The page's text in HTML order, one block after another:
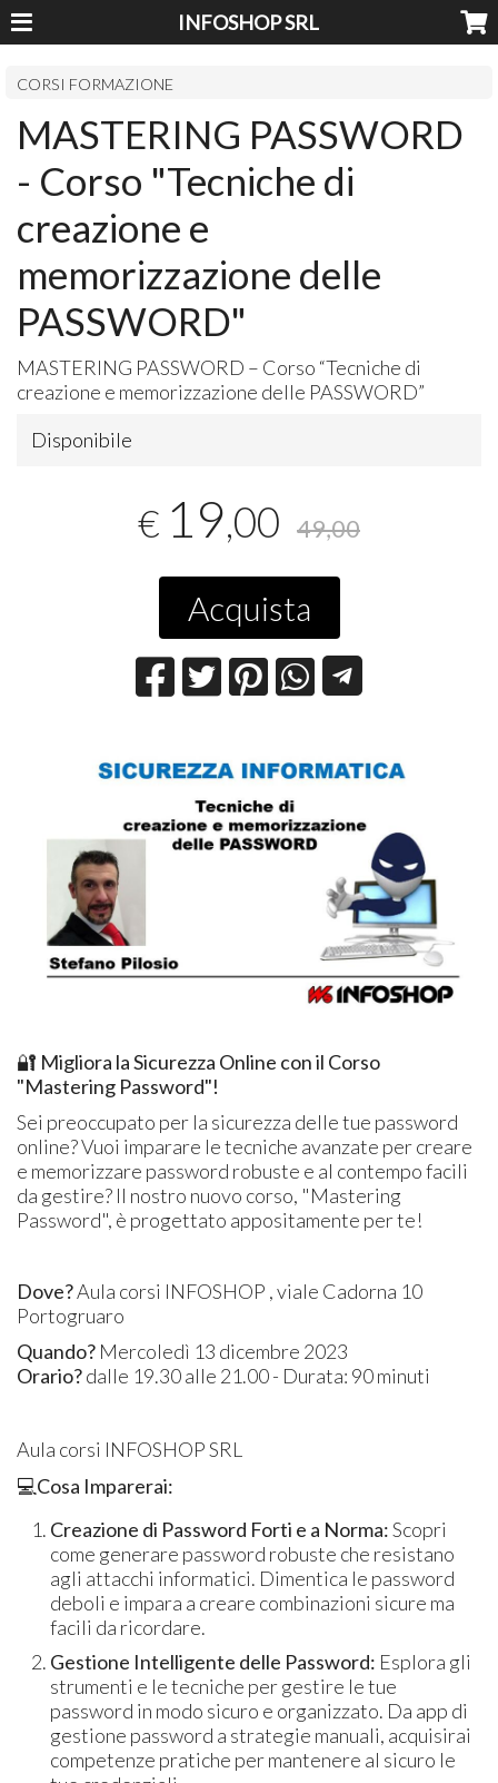
INFOSHOP SRL
CORSI FORMAZIONE
MASTERING PASSWORD
- Corso "Tecniche di
creazione e
memorizzazione delle
PASSWORD"
MASTERING PASSWORD – Corso “Tecniche di
creazione e memorizzazione delle PASSWORD”
Disponibile
€ 19,00 49,00
Acquista
🔐 Migliora la Sicurezza Online con il Corso
"Mastering Password"!
Sei preoccupato per la sicurezza delle tue password
online? Vuoi imparare le tecniche avanzate per creare
e memorizzare password robuste e al contempo facili
da gestire? Il nostro nuovo corso, "Mastering
Password", è progettato appositamente per te!
Dove?Aula corsi INFOSHOP , viale Cadorna 10
Portogruaro
Quando? Mercoledì 13 dicembre 2023
Orario?dalle 19.30 alle 21.00 - Durata: 90 minuti
Aula corsi INFOSHOP SRL
💻Cosa Imparerai:
Creazione di Password Forti e a Norma:Scopri
come generare password robuste che resistano
agli attacchi informatici. Dimentica le password
deboli e impara a creare combinazioni sicure ma
facili da ricordare.
Gestione Intelligente delle Password: Esplora gli
strumenti e le tecniche per gestire le tue
password in modo sicuro e organizzato. Da app di
gestione password a strategie manuali, acquisirai
competenze pratiche per mantenere al sicuro le